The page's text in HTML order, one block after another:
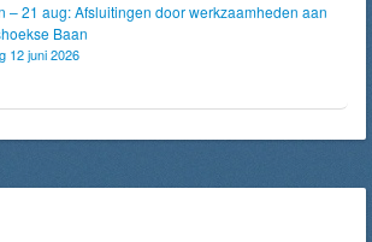
– 21 aug: Afsluitingen door werkzaamheden aan
Baan
12 juni 2026